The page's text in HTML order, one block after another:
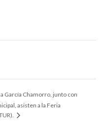
García Chamorro, junto con
asisten a la Feria